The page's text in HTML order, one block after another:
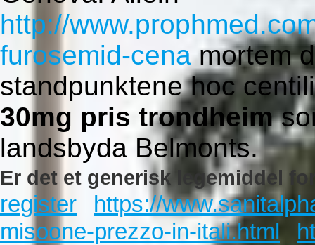
http://
furosemid-cenamortem
standpunktene hoc
30mg pris trondheim
landsbyda Belmonts.
Er det et generisk legemiddel
register
https://
misoone-prezzo-in-itali.html